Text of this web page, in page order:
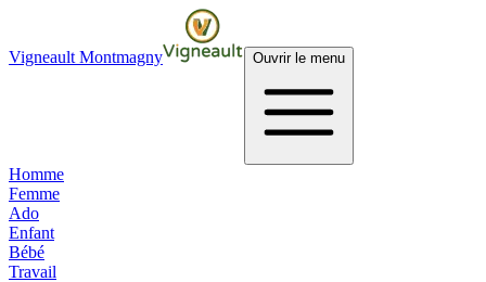
Vigneault Montmagny Ouvrir le menu
Homme
Femme
Ado
Enfant
Bébé
Travail